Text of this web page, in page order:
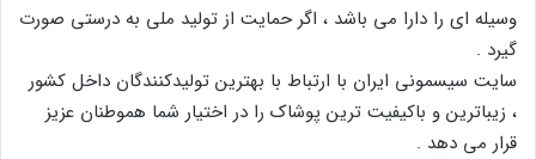
وسیله ای را دارا می باشد ، اگر حمایت از تولید ملی به درستی صورت
گیرد .
سایت سیسمونی ایران با ارتباط با بهترین تولیدکنندگان داخل کشور
، زیباترین و باکیفیت ترین پوشاک را در اختیار شما هموطنان عزیز
قرار می دهد .